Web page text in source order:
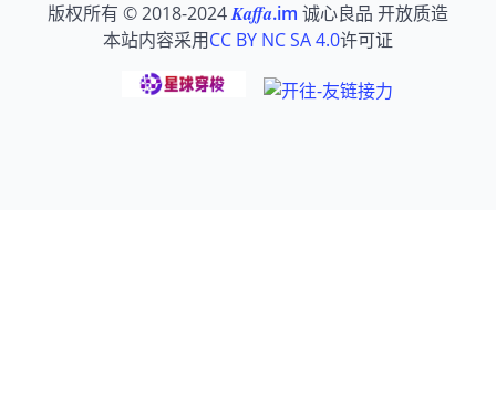
版权所有 © 2018-2024Kaffa.im 诚心良品 开放质造
本站内容采用CC BY NC SA 4.0许可证